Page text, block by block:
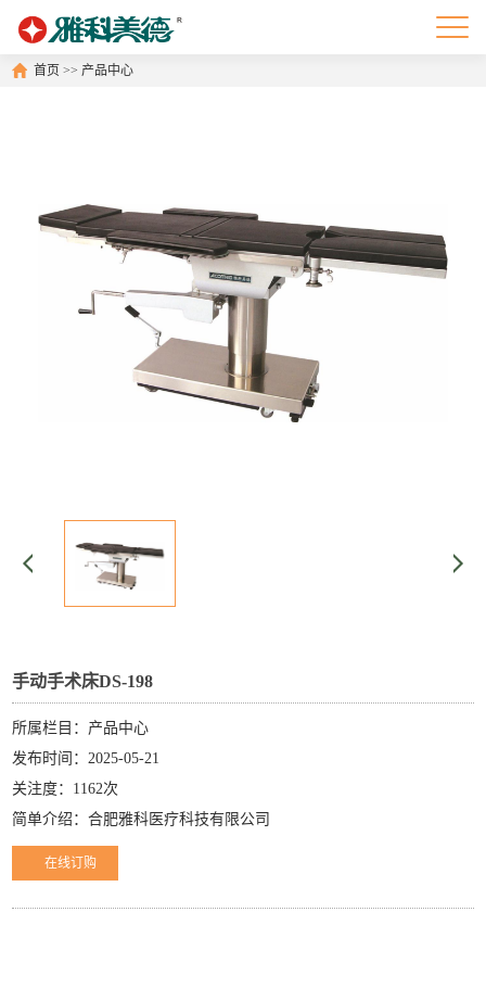
首页 >>产品中心
手动手术床DS-198
所属栏目：产品中心
发布时间：2025-05-21
关注度：1162次
简单介绍：合肥雅科医疗科技有限公司
在线订购